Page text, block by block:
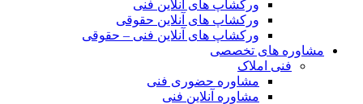
ورکشاپ های آنلاین فنی
ورکشاپ های آنلاین حقوقی
ورکشاپ های آنلاین فنی – حقوقی
مشاوره های تخصصی
فنی املاک
مشاوره حضوری فنی
مشاوره آنلاین فنی